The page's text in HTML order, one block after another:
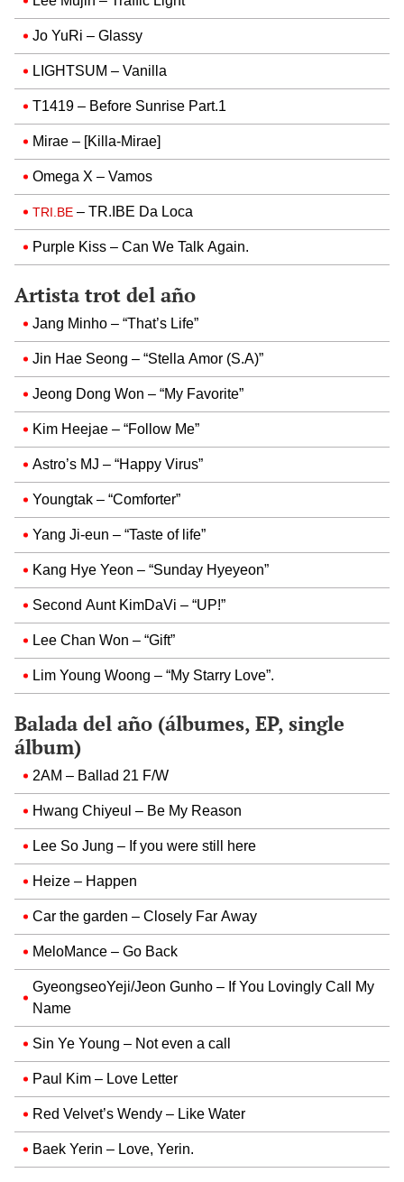
Jo YuRi – Glassy
LIGHTSUM – Vanilla
T1419 – Before Sunrise Part.1
Mirae – [Killa-Mirae]
Omega X – Vamos
TRI.BE – TR.IBE Da Loca
Purple Kiss – Can We Talk Again.
Artista trot del año
Jang Minho – “That’s Life”
Jin Hae Seong – “Stella Amor (S.A)”
Jeong Dong Won – “My Favorite”
Kim Heejae – “Follow Me”
Astro’s MJ – “Happy Virus”
Youngtak – “Comforter”
Yang Ji-eun – “Taste of life”
Kang Hye Yeon – “Sunday Hyeyeon”
Second Aunt KimDaVi – “UP!”
Lee Chan Won – “Gift”
Lim Young Woong – “My Starry Love”.
Balada del año (álbumes, EP, single
álbum)
2AM – Ballad 21 F/W
Hwang Chiyeul – Be My Reason
Lee So Jung – If you were still here
Heize – Happen
Car the garden – Closely Far Away
MeloMance – Go Back
GyeongseoYeji/Jeon Gunho – If You Lovingly Call My
Name
Sin Ye Young – Not even a call
Paul Kim – Love Letter
Red Velvet’s Wendy – Like Water
Baek Yerin – Love, Yerin.